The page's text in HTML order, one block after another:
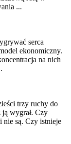
...
grywać serca
ekonomiczny.
na nich
trzy ruchy do
ją wygrał. Czy
nie są. Czy istnieje